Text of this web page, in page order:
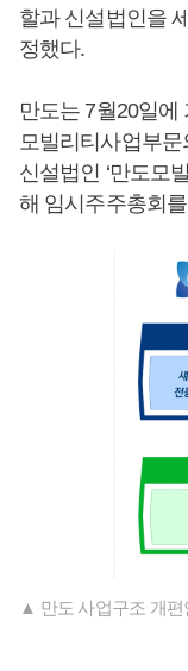
할과 신설법인을
정했다.
만도는 7월20일
모빌리티사업부
신설법인 ‘만도모
해 임시주주총회
▲ 만도 사업구조 개편